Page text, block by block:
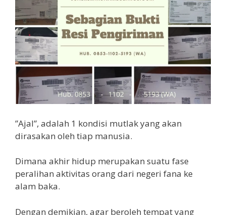
”Ajal”, adalah 1 kondisi mutlak yang akan
dirasakan oleh tiap manusia.
Dimana akhir hidup merupakan suatu fase
peralihan aktivitas orang dari negeri fana ke
alam baka.
Dengan demikian, agar beroleh tempat yang